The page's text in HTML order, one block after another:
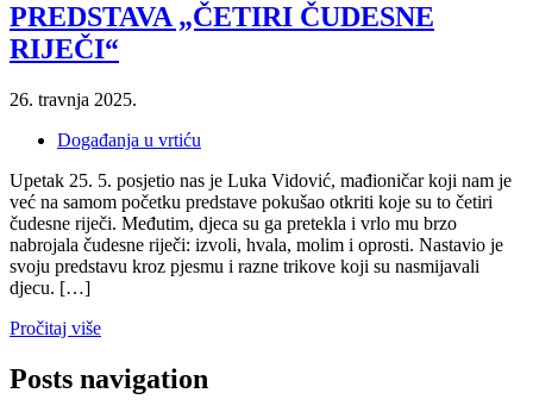
PREDSTAVA „ČETIRI ČUDESNE
RIJEČI“
26. travnja 2025.
Događanja u vrtiću
Upetak 25. 5. posjetio nas je Luka Vidović, mađioničar koji nam je
već na samom početku predstave pokušao otkriti koje su to četiri
čudesne riječi. Međutim, djeca su ga pretekla i vrlo mu brzo
nabrojala čudesne riječi: izvoli, hvala, molim i oprosti. Nastavio je
svoju predstavu kroz pjesmu i razne trikove koji su nasmijavali
djecu. […]
Pročitaj više
Posts navigation